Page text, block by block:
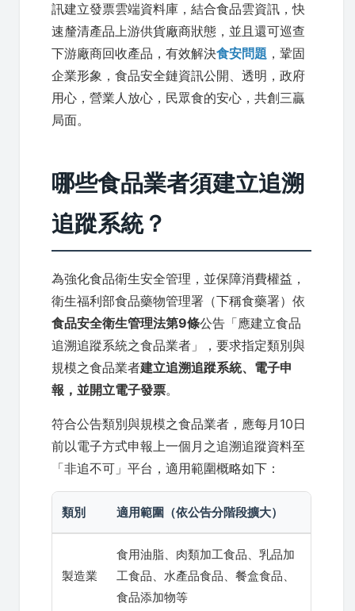
訊建立發票雲端資料庫，結合食品雲資訊，快
速釐清產品上游供貨廠商狀態，並且還可巡查
下游廠商回收產品，有效解決食安問題 ，鞏固
企業形象，食品安全鏈資訊公開、透明，政府
用心，營業人放心，民眾食的安心，共創三贏
局面。
哪些食品業者須建立追溯
追蹤系統？
為強化食品衛生安全管理，並保障消費權益，
衛生福利部食品藥物管理署（下稱食藥署）依
食品安全衛生管理法第9條公告「應建立食品
追溯追蹤系統之食品業者」，要求指定類別與
規模之食品業者建立追溯追蹤系統、電子申
報，並開立電子發票。
符合公告類別與規模之食品業者，應每月10日
前以電子方式申報上一個月之追溯追蹤資料至
「非追不可」平台，適用範圍概略如下：
類別 適用範圍（依公告分階段擴大）
製造業
食用油脂、肉類加工食品、乳品加
工食品、水產品食品、餐盒食品、
食品添加物等